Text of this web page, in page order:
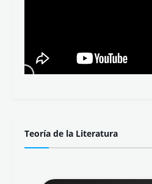
Teoría de la Literatura